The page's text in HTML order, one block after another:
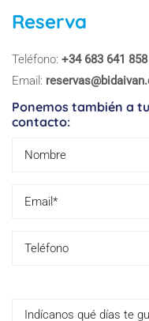
Reserva
Teléfono: +34 683 641 858
Email:
Ponemos también a
contacto: